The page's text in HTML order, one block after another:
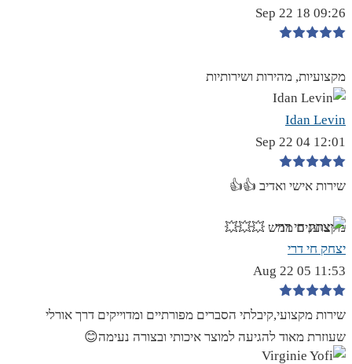
09:26 18 Sep 22
מקצועיות, מהירות ושירותיות
Idan Levin
12:01 04 Sep 22
שירות אישי ואדיב 👍👍
מקצוענים ממש 💥💥💥
יצחק חי דרי
11:53 05 Aug 22
שירות מקצועי,קיבלתי הסברים מפורתיים ומדוייקים דרך אורלי
שעוזרת מאוד להגיעה למוצר איכותי ובצורה נעימה😊